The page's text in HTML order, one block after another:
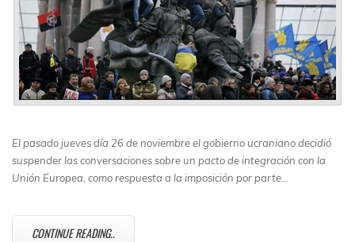
El pasado jueves día 26 de noviembre el gobierno ucraniano decidió
suspender las conversaciones sobre un pacto de integración con la
Unión Europea, como respuesta a la imposición por parte…
CONTINUE READING..